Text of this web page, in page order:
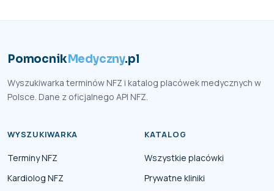
PomocnikMedyczny.pl
Wyszukiwarka terminów NFZ i katalog placówek medycznych w
Polsce. Dane z oficjalnego API NFZ.
WYSZUKIWARKA
Terminy NFZ
Kardiolog NFZ
KATALOG
Wszystkie placówki
Prywatne kliniki